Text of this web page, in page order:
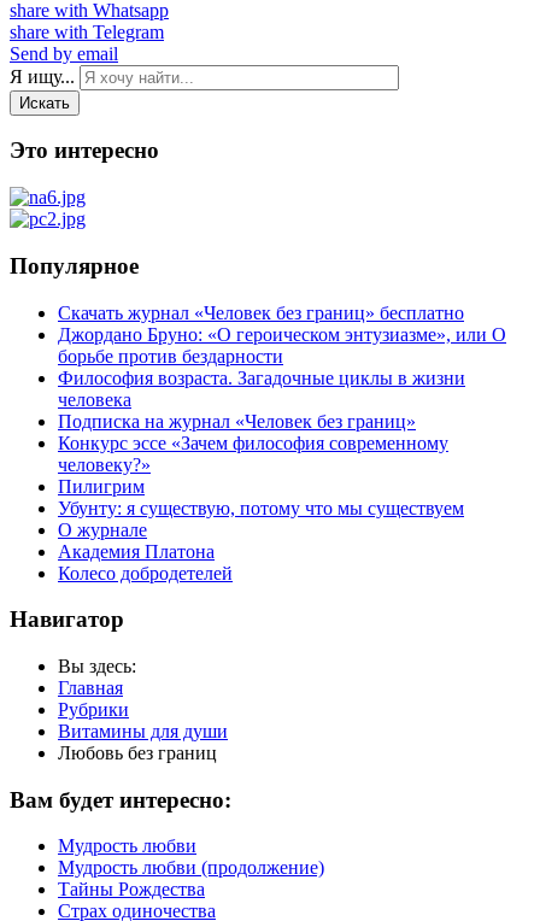
share with Whatsapp
share with Telegram
Send by email
Я ищу...
Искать
Это интересно
Популярное
Скачать журнал «Человек без границ» бесплатно
Джордано Бруно: «О героическом энтузиазме», или О
борьбе против бездарности
Философия возраста. Загадочные циклы в жизни
человека
Подписка на журнал «Человек без границ»
Конкурс эссе «Зачем философия современному
человеку?»
Пилигрим
Убунту: я существую, потому что мы существуем
О журнале
Академия Платона
Колесо добродетелей
Навигатор
Вы здесь:
Главная
Рубрики
Витамины для души
Любовь без границ
Вам будет интересно:
Мудрость любви
Мудрость любви (продолжение)
Тайны Рождества
Страх одиночества